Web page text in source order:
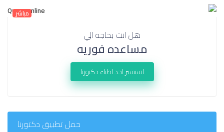
مباشر
هل انت بحاجه الي
مساعده فوريه
استشير احد اطباء دكتورنا
حمل تطبيق دكتورنا